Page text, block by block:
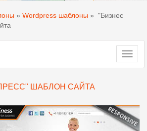
» Wordpress шаблоны » "Бизнес
ШАБЛОН САЙТА